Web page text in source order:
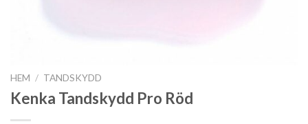
HEM / TANDSKYDD
Kenka Tandskydd Pro Röd